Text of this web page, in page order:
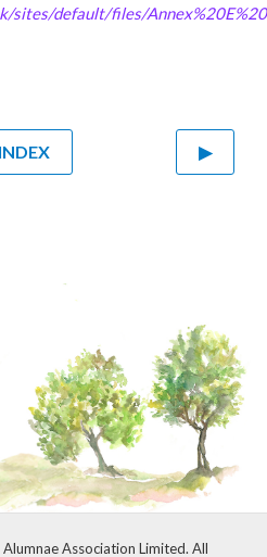
sites/default/files/
INDEX ▶
Association Limited. All